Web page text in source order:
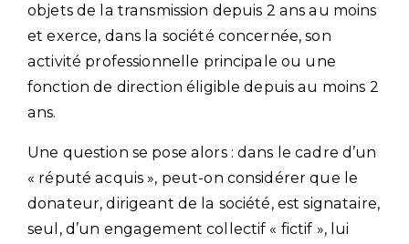
objets de la transmission depuis 2 ans au moins
et exerce, dans la société concernée, son
activité professionnelle principale ou une
fonction de direction éligible depuis au moins 2
ans.
Une question se pose alors : dans le cadre d’un
« réputé acquis », peut-on considérer que le
donateur, dirigeant de la société, est signataire,
seul, d’un engagement collectif « fictif », lui